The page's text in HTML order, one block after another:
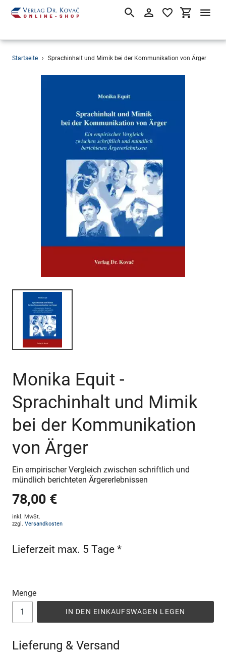
Direkt
SuchenEinloggen
Startseite › Sprachinhalt und Mimik bei der Kommunikation von Ärger
Monika Equit -
Sprachinhalt und Mimik
bei der Kommunikation
von Ärger
Ein empirischer Vergleich zwischen schriftlich und
mündlich berichteten Ärgererlebnissen
78,00 €
inkl. MwSt.
zzgl. Versandkosten
Lieferzeit max. 5 Tage *
Menge
IN DEN EINKAUFSWAGEN LEGEN
Lieferung & Versand